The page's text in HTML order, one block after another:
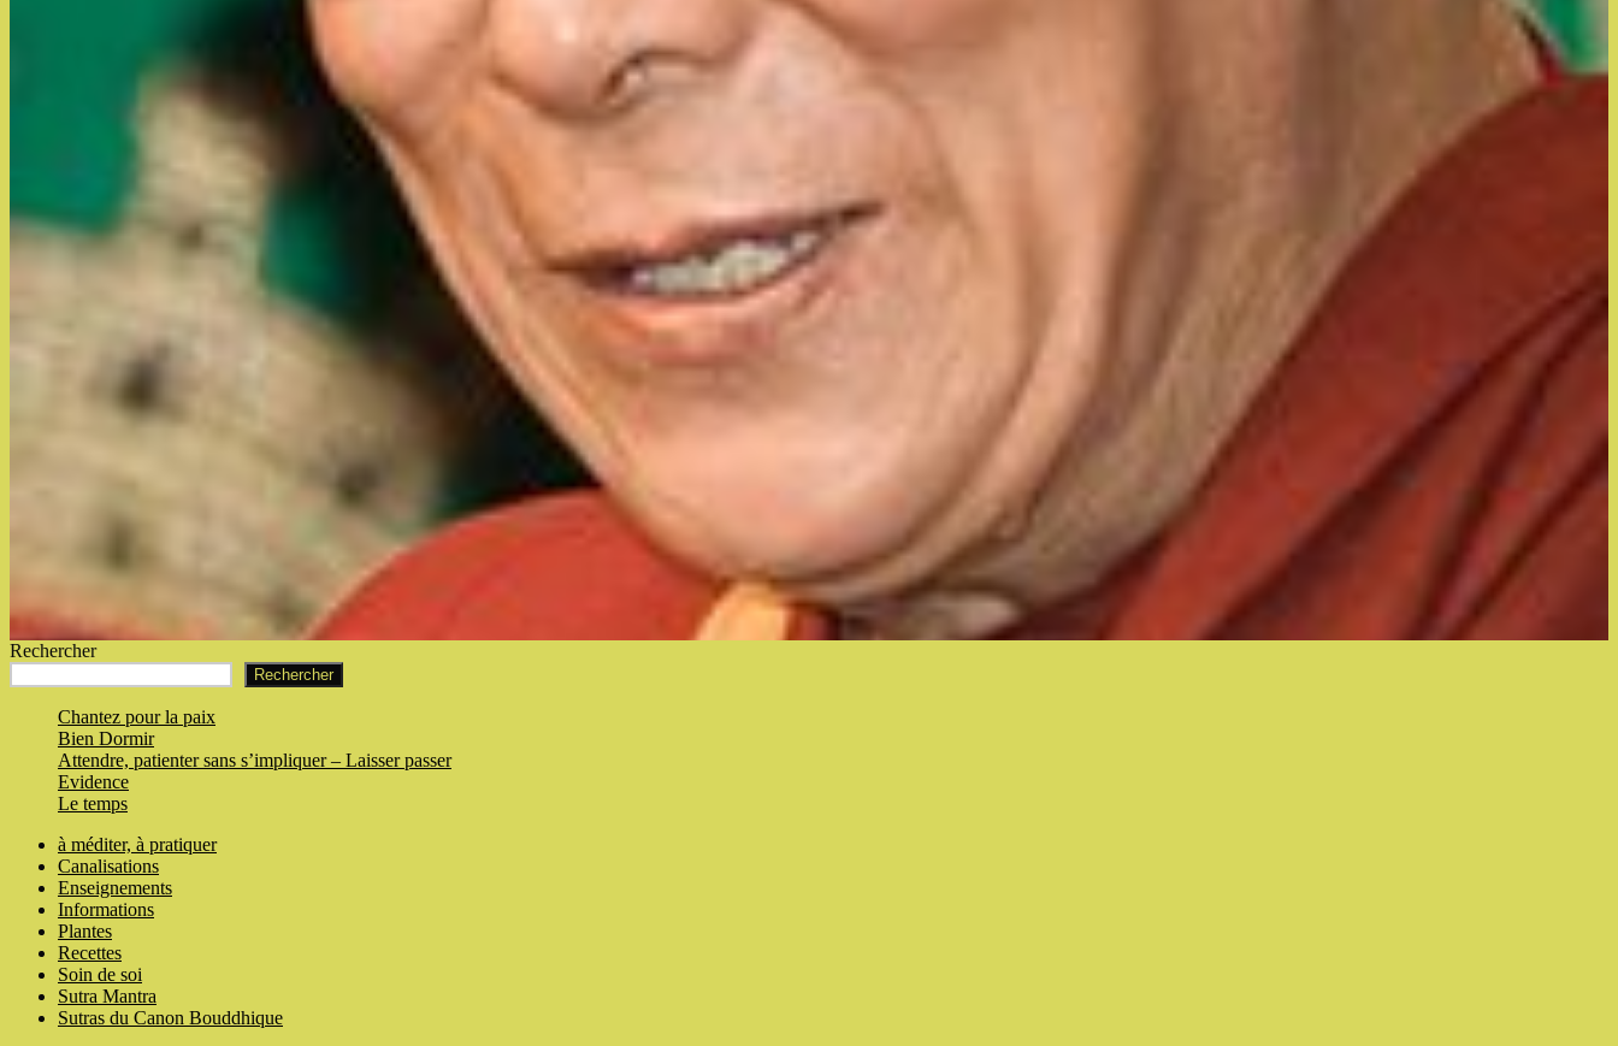
Rechercher
Rechercher
Chantez pour la paix
Bien Dormir
Attendre, patienter sans s’impliquer – Laisser passer
Evidence
Le temps
à méditer, à pratiquer
Canalisations
Enseignements
Informations
Plantes
Recettes
Soin de soi
Sutra Mantra
Sutras du Canon Bouddhique